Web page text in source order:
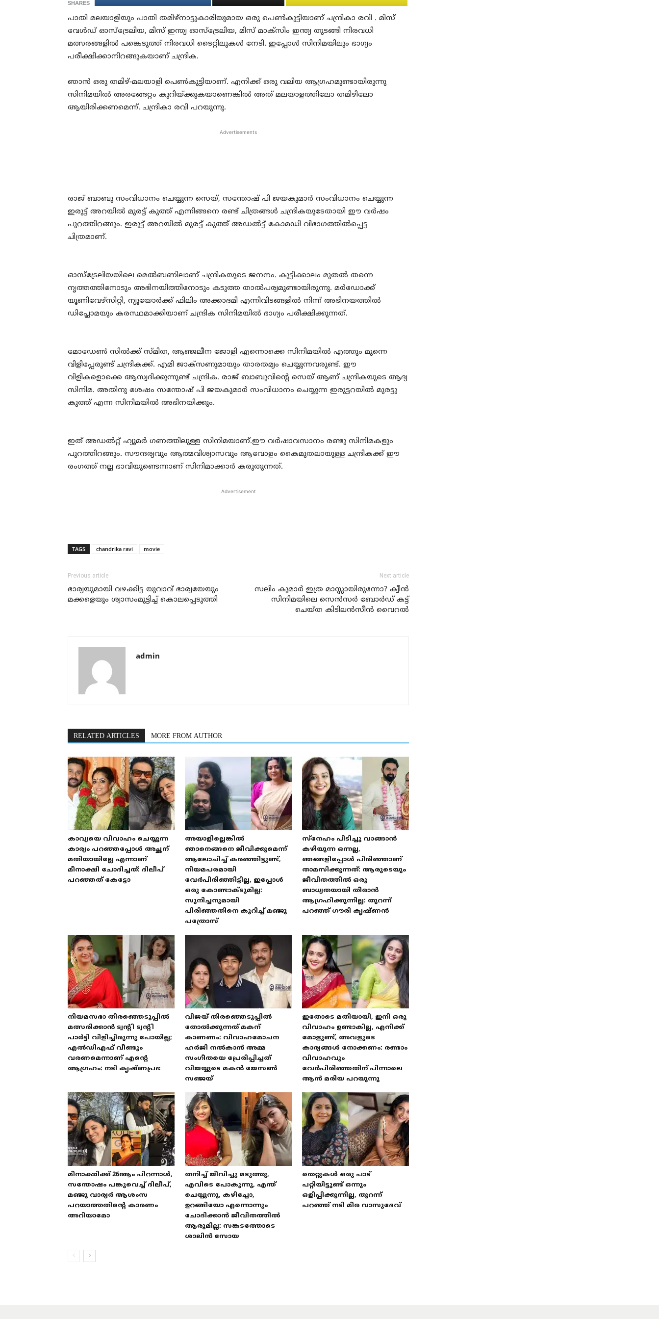
SHARES
പാതി മലയാളിയും പാതി തമിഴ്നാട്ടുകാരിയുമായ ഒരു പെണ്‍കുട്ടിയാണ് ചന്ദ്രികാ രവി . മിസ്
വേള്‍ഡ് ഓസ്ട്രേലിയ, മിസ് ഇന്ത്യ ഓസ്ട്രേലിയ, മിസ് മാക്സിം ഇന്ത്യ തുടങ്ങി നിരവധി
മത്സരങ്ങളില്‍ പങ്കെടുത്ത് നിരവധി ടൈറ്റിലുകള്‍ നേടി. ഇപ്പോള്‍ സിനിമയിലും ഭാഗ്യം
പരീക്ഷിക്കാനിറങ്ങുകയാണ് ചന്ദ്രിക.
ഞാന്‍ ഒരു തമിഴ്-മലയാളി പെണ്‍കുട്ടിയാണ്. എനിക്ക് ഒരു വലിയ ആഗ്രഹമുണ്ടായിരുന്നു
സിനിമയില്‍ അരങ്ങേറ്റം കുറിയ്ക്കുകയാണെങ്കില്‍ അത് മലയാളത്തിലോ തമിഴിലോ
ആയിരിക്കണമെന്ന്. ചന്ദ്രികാ രവി പറയുന്നു.
Advertisements
രാജ് ബാബു സംവിധാനം ചെയ്യുന്ന സെയ്, സന്തോഷ് പി ജയകുമാര്‍ സംവിധാനം ചെയ്യുന്ന
ഇരുട്ട് അറയില്‍ മുരട്ട് കുത്ത് എന്നിങ്ങനെ രണ്ട് ചിത്രങ്ങള്‍ ചന്ദ്രികയുടേതായി ഈ വര്‍ഷം
പുറത്തിറങ്ങും. ഇരുട്ട് അറയില്‍ മുരട്ട് കുത്ത് അഡല്‍ട്ട് കോമഡി വിഭാഗത്തില്‍പ്പെട്ട
ചിത്രമാണ്.
ഓസ്‌ട്രേലിയയിലെ മെല്‍ബണിലാണ് ചന്ദ്രികയുടെ ജനനം. കുട്ടിക്കാലം മുതല്‍ തന്നെ
നൃത്തത്തിനോടും അഭിനയിത്തിനോടും കടുത്ത താല്‍പര്യമുണ്ടായിരുന്നു. മര്‍ഡോക്ക്
യൂണിവേഴ്‌സിറ്റി, ന്യൂയോര്‍ക്ക് ഫിലിം അക്കാദമി എന്നിവിടങ്ങളില്‍ നിന്ന് അഭിനയത്തില്‍
ഡിപ്ലോമയും കരസ്ഥമാക്കിയാണ് ചന്ദ്രിക സിനിമയില്‍ ഭാഗ്യം പരീക്ഷിക്കുന്നത്.
മോഡേണ്‍ സില്‍ക്ക് സ്മിത, ആഞ്ജലീന ജോളി എന്നൊക്കെ സിനിമയില്‍ എത്തും മുന്നെ
വിളിപ്പേരുണ്ട് ചന്ദ്രികക്ക്. എമി ജാക്‌സണുമായും താരതമ്യം ചെയ്യുന്നവരുണ്ട്. ഈ
വിളികളൊക്കെ ആസ്വദിക്കുന്നുണ്ട് ചന്ദ്രിക. രാജ് ബാബുവിന്റെ സെയ് ആണ് ചന്ദ്രികയുടെ ആദ്യ
സിനിമ. അതിനു ശേഷം സന്തോഷ് പി ജയകുമാര്‍ സംവിധാനം ചെയ്യുന്ന ഇരുട്ടറയില്‍ മുരട്ടു
കുത്ത് എന്ന സിനിമയില്‍ അഭിനയിക്കും.
ഇത് അഡല്‍റ്റ് ഹ്യൂമര്‍ ഗണത്തിലുള്ള സിനിമയാണ്.ഈ വര്‍ഷാവസാനം രണ്ടു സിനിമകളും
പുറത്തിറങ്ങും. സൗന്ദര്യവും ആത്മവിശ്വാസവും ആവോളം കൈമുതലായുള്ള ചന്ദ്രികക്ക് ഈ
രംഗത്ത് നല്ല ഭാവിയുണ്ടെന്നാണ് സിനിമാക്കാര്‍ കരുതുന്നത്.
Advertisement
TAGS chandrika ravi movie
Previous article
ഭാര്യയുമായി വഴക്കിട്ട യുവാവ് ഭാര്യയേയും
മക്കളെയും ശ്വാസംമുട്ടിച്ച് കൊലപ്പെടുത്തി
Next article
സലിം കുമാര്‍ ഇത്ര മാസ്സായിരുന്നോ? ക്വീന്‍
സിനിമയിലെ സെന്‍സര്‍ ബോര്‍ഡ് കട്ട്
ചെയ്ത കിടിലന്‍സീന്‍ വൈറല്‍
admin
RELATED ARTICLES MORE FROM AUTHOR
കാവ്യയെ വിവാഹം ചെയ്യുന്ന
കാര്യം പറഞ്ഞപ്പോൾ അച്ഛന്
മതിയായില്ലേ എന്നാണ്
മീനാക്ഷി ചോദിച്ചത്: ദിലീപ്
പറഞ്ഞത് കേട്ടോ
അയാളില്ലെങ്കിൽ
ഞാനെങ്ങനെ ജീവിക്കുമെന്ന്
ആലോചിച്ച് കരഞ്ഞിട്ടുണ്ട്,
നിയമപരമായി
വേർപിരിഞ്ഞിട്ടില്ല, ഇപ്പോൾ
ഒരു കോണ്ടാക്ടുമില്ല:
സുനിച്ചനുമായി
പിരിഞ്ഞതിനെ കുറിച്ച് മഞ്ജു
പത്രോസ്
സ്‌നേഹം പിടിച്ചു വാങ്ങാൻ
കഴിയുന്ന ഒന്നല്ല,
ഞങ്ങളിപ്പോൾ പിരിഞ്ഞാണ്
താമസിക്കുന്നത്: ആരുടെയും
ജീവിതത്തിൽ ഒരു
ബാധ്യതയായി തീരാൻ
ആഗ്രഹിക്കുന്നില്ല: തുറന്ന്
പറഞ്ഞ് ഗൗരി കൃഷ്ണൻ
നിയമസഭാ തിരഞ്ഞെടുപ്പിൽ
മത്സരിക്കാൻ ട്വന്റി ട്വന്റി
പാർട്ടി വിളിച്ചിരുന്നു പോയില്ല;
എൽഡിഎഫ് വീണ്ടും
വരണമെന്നാണ് എന്റെ
ആഗ്രഹം: നടി കൃഷ്ണപ്രഭ
വിജയ് തിരഞ്ഞെടുപ്പിൽ
തോൽക്കുന്നത് മകന്
കാണണം: വിവാഹമോചന
ഹർജി നൽകാൻ അമ്മ
സംഗീതയെ പ്രേരിപ്പിച്ചത്
വിജയ്യുടെ മകൻ ജേസൺ
സഞ്ജയ്
ഇതോടെ മതിയായി, ഇനി ഒരു
വിവാഹം ഉണ്ടാകില്ല, എനിക്ക്
മോളുണ്ട്, അവളുടെ
കാര്യങ്ങൾ നോക്കണം: രണ്ടാം
വിവാഹവും
വേർപിരിഞ്ഞതിന് പിന്നാലെ
ആൻ മരിയ പറയുന്നു
മീനാക്ഷിക്ക് 26ആം പിറന്നാൾ,
സന്തോഷം പങ്കുവെച്ച് ദിലീപ്,
മഞ്ജു വാര്യർ ആശംസ
പറയാത്തതിന്റെ കാരണം
അറിയാമോ
തനിച്ച് ജീവിച്ചു മടുത്തു,
എവിടെ പോകുന്നു, എന്ത്
ചെയ്യുന്നു, കഴിച്ചോ,
ഉറങ്ങിയോ എന്നൊന്നും
ചോദിക്കാൻ ജീവിതത്തിൽ
ആരുമില്ല: സങ്കടത്തോടെ
ശാലിൻ സോയ
തെറ്റുകൾ ഒരു പാട്
പറ്റിയിട്ടുണ്ട് ഒന്നും
ഒളിപ്പിക്കുന്നില്ല, തുറന്ന്
പറഞ്ഞ് നടി മീര വാസുദേവ്